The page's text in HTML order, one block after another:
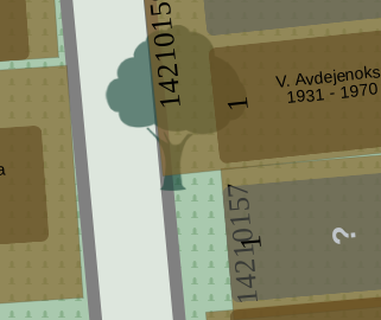
14210157
14210159
1
1
V. Avdejenoks
1931 - 1970